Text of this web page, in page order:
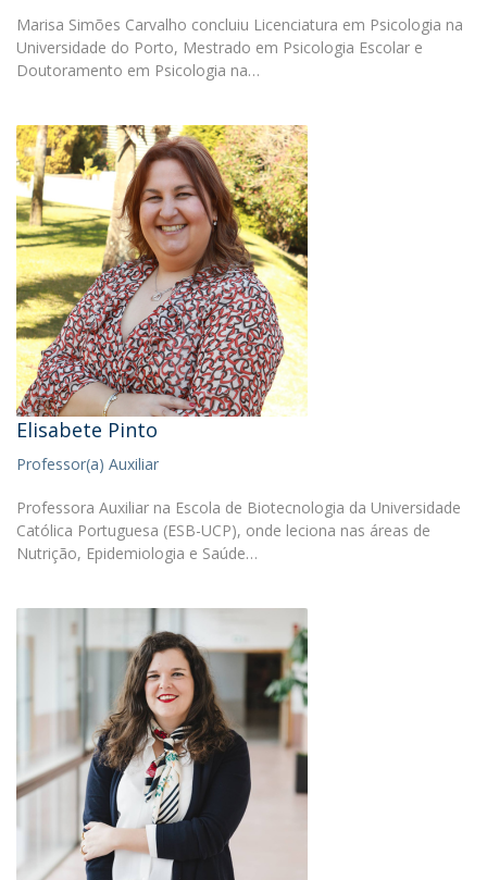
Marisa Simões Carvalho concluiu Licenciatura em Psicologia na
Universidade do Porto, Mestrado em Psicologia Escolar e
Doutoramento em Psicologia na…
Elisabete Pinto
Professor(a) Auxiliar
Professora Auxiliar na Escola de Biotecnologia da Universidade
Católica Portuguesa (ESB-UCP), onde leciona nas áreas de
Nutrição, Epidemiologia e Saúde…